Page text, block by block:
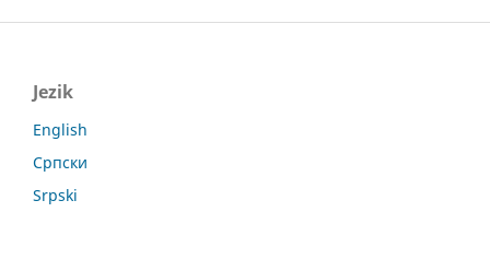
Jezik
English
Српски
Srpski